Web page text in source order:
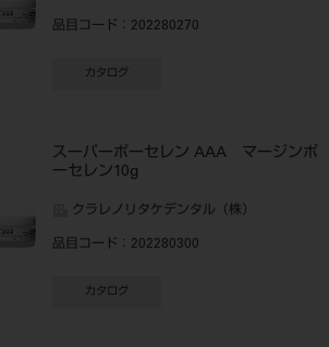
品目コード ：202280270
カタログ
スーパーポーセレン AAA マージンポ
ーセレン10g
クラレノリタケデンタル（株）
品目コード ：202280300
カタログ